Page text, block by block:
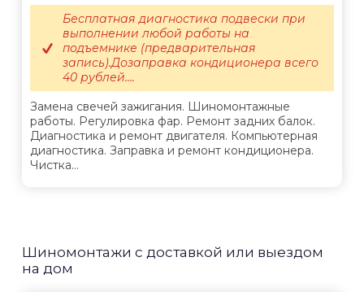
Замена свечей зажигания. Шиномонтажные
работы. Регулировка фар. Ремонт задних балок.
Диагностика и ремонт двигателя. Компьютерная
диагностика. Заправка и ремонт кондиционера.
Чистка...
Бесплатная диагностика подвески при
выполнении любой работы на
подъемнике (предварительная
запись).Дозаправка кондиционера всего
40 рублей....
Шиномонтажи с доставкой или выездом
на дом